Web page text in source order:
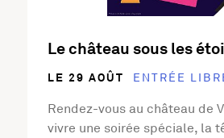
Le château sous les
LE 29 AOÛT ENTRÉE
Rendez-vous au château de
vivre une soirée spéciale, la